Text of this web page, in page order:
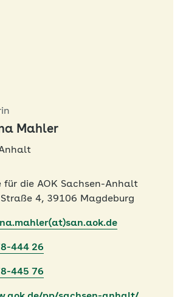
Mahler
für die AOK Sachsen-Anhalt
4, 39106 Magdeburg
444 26
445 76